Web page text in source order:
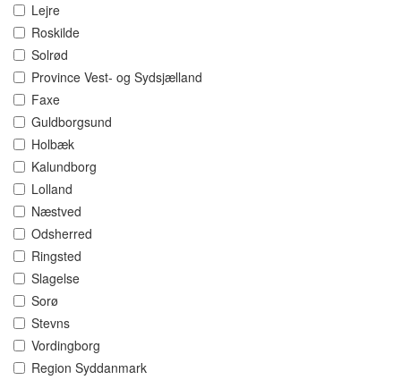
Lejre
Roskilde
Solrød
Province Vest- og Sydsjælland
Faxe
Guldborgsund
Holbæk
Kalundborg
Lolland
Næstved
Odsherred
Ringsted
Slagelse
Sorø
Stevns
Vordingborg
Region Syddanmark